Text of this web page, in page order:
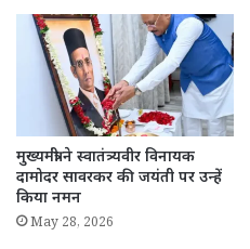
मुख्यमंत्री ने स्वातंत्र्यवीर विनायक
दामोदर सावरकर की जयंती पर उन्हें
किया नमन
May 28, 2026